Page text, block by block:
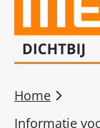
Home
Informatie